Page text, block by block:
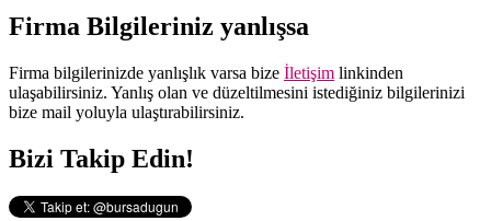
Firma Bilgileriniz yanlışsa
Firma bilgilerinizde yanlışlık varsa bize İletişim linkinden
ulaşabilirsiniz. Yanlış olan ve düzeltilmesini istediğiniz bilgilerinizi
bize mail yoluyla ulaştırabilirsiniz.
Bizi Takip Edin!